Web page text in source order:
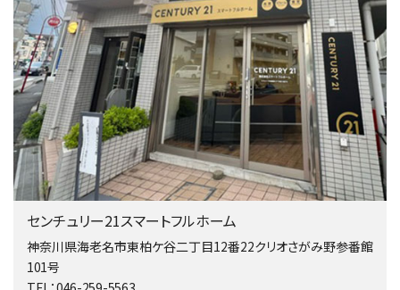
２０１５年６月築、積水ハウス施工住宅です。 南東…
第4位
4,080万円
4ＬＤＫ
淵野辺駅
歩17分
南側道路に面しており日当たり良好。 キッチンから…
第5位
3,680万円
バ19分・ 歩8分
開放感があり日当たり良好な南西・北西角地区画。 …
センチュリー21スマートフルホーム
神奈川県海老名市東柏ケ谷二丁目12番22クリオさがみ野参番館
101号